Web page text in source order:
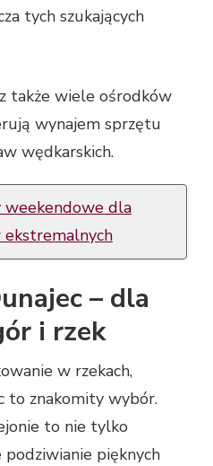
tych szukających
także wiele ośrodków
wynajem sprzętu
wędkarskich.
weekendowe dla
ekstremalnych
– dla
i rzek
w rzekach,
to znakomity wybór.
to nie tylko
pięknych